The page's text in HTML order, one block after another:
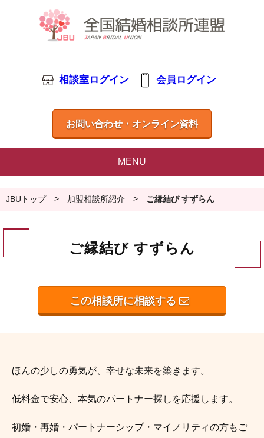
相談室ログイン 会員ログイン
お問い合わせ・オンライン資料
MENU
JBUトップ > 加盟相談所紹介 > ご縁結び すずらん
ご縁結び すずらん
この相談所に相談する
ほんの少しの勇気が、幸せな未来を築きます。
低料金で安心、本気のパートナー探しを応援します。
初婚・再婚・パートナーシップ・マイノリティの方もご